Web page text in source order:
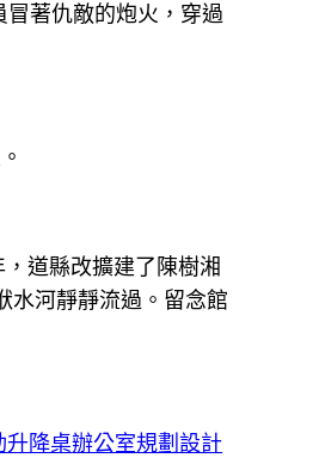
著仇敵的炮火，穿過
道縣改擴建了陳樹湘
水河靜靜流過。留念館
降桌辦公室規劃設計